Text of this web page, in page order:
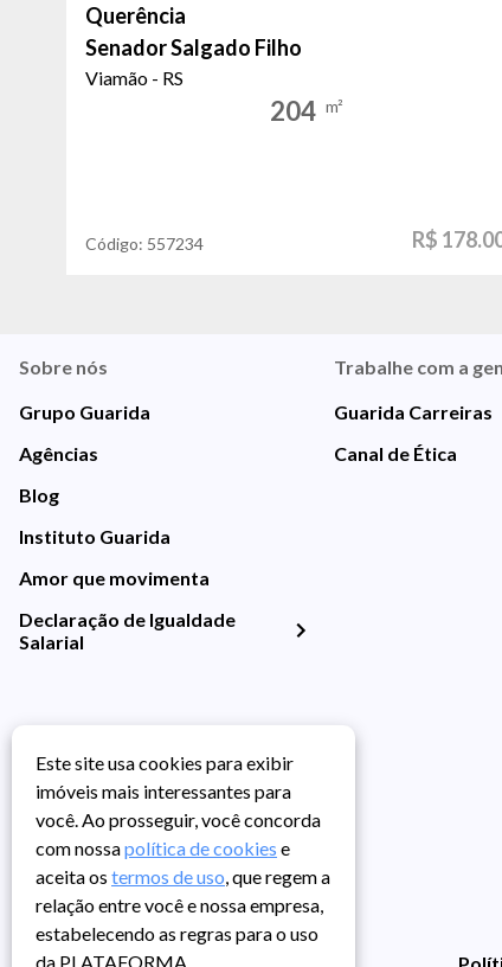
Querência
Senador Salgado Filho
Viamão - RS
204 m²
Código: 557234 R$
Sobre nós
Grupo Guarida
Agências
Blog
Instituto Guarida
Amor que movimenta
Declaração de Igualdade
Salarial
Trabalhe com a
Guarida Carreiras
Canal de Ética
Este site usa cookies para exibir
imóveis mais interessantes para
você. Ao prosseguir, você concorda
com nossapolítica de cookies e
aceita os termos de uso, que regem a
relação entre você e nossa empresa,
estabelecendo as regras para o uso
da PLATAFORMA.